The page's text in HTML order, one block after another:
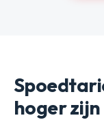
hoger zijn